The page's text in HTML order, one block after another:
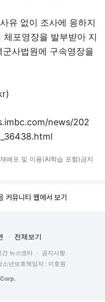
유 없이 조사에 응하지
포영장을 발부받아 지
사법원에 구속영장을
news/202
배포 및 이용(AI학습 포함)금지
커뮤니티 웹에서 보기
전체보기
간 뉴스센터
공지사항
소년보호책임자 : 이호원